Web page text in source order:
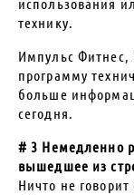
использования
технику.
Импульс Фитнес,
программу
больше
сегодня.
# 3 Немедленно
вышедшее из
Ничто не